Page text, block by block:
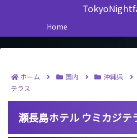
Home
ホーム 国内 沖縄県
テラス
瀬長島ホテル ウミカジテ